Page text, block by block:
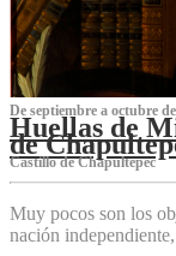
De septiembre a octubre
Huellas de
de
Castillo de Chapultepec
Muy pocos son los
nación